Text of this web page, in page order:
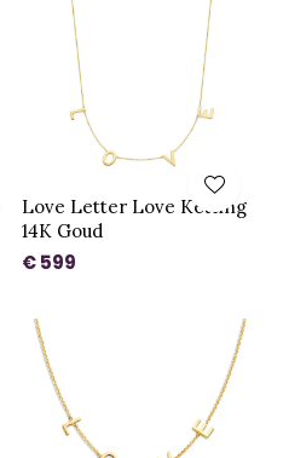
Love Letter Love Ketting
14K Goud
€ 599